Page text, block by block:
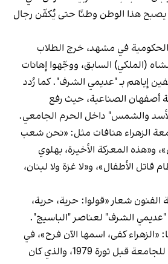
يصبح هذا الوطن وطنًا حتى يُكفّن رجال
في مشهد، خرج الطلاب
(الملكي) السابق، ووجّهوا إهانات
إياهم بـ "عديمي الشرف". كما رُدد
أصفهان الصناعية، حيث رفع
والشمس" داخل الحرم الجامعي.
الزهراء هتافات مثل: «نحن شعب
و«هذه المعركة الأخيرة، بهلوي
الأطفال»، و«لا غزة ولا لبنان،
الفنون شعار «قولوا: حرية، حرية،
الشرف" لعناصر "الباسيج".
كفى، اسمها الآن فرح»، في
إشارة إلى الاسم السابق للجامعة قبل ثورة 1979، والذي كان